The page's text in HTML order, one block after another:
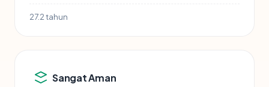
27.2 tahun
Sangat Aman